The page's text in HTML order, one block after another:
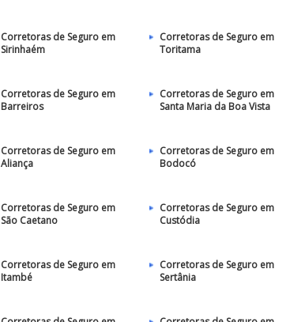
Corretoras de Seguro em
Sirinhaém
Corretoras de Seguro em
Toritama
Corretoras de Seguro em
Barreiros
Corretoras de Seguro em
Santa Maria da Boa Vista
Corretoras de Seguro em
Aliança
Corretoras de Seguro em
Bodocó
Corretoras de Seguro em
São Caetano
Corretoras de Seguro em
Custódia
Corretoras de Seguro em
Itambé
Corretoras de Seguro em
Sertânia